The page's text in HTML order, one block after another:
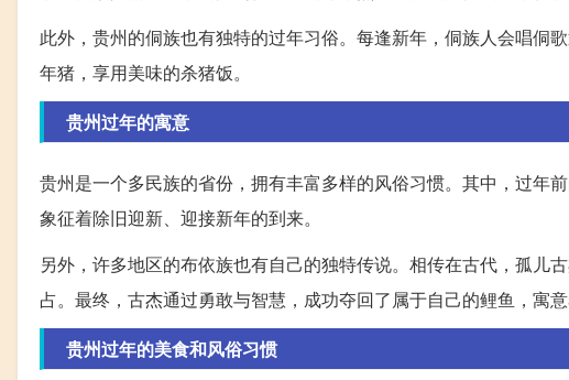
此外，贵州的侗族也有独特的过年习俗。每逢新年，侗族人会唱侗
年猪，享用美味的杀猪饭。
贵州过年的寓意
贵州是一个多民族的省份，拥有丰富多样的风俗习惯。其中，过年
象征着除旧迎新、迎接新年的到来。
另外，许多地区的布依族也有自己的独特传说。相传在古代，孤儿
占。最终，古杰通过勇敢与智慧，成功夺回了属于自己的鲤鱼，寓意
贵州过年的美食和风俗习惯